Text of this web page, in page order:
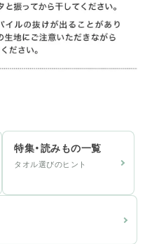
特集・読みもの一覧
タオル選びのヒント